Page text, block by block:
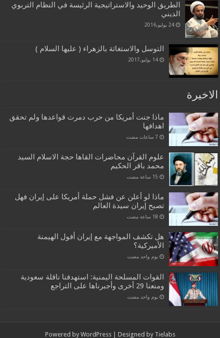
الطريق الوحيد والاستراتيجية الرئيسة في النظام التربوي
الديني
24 يوليو,2016
التوسل والاستغاثة بالزهراء ( عليها السلام )
14 يوليو,2017
الاخيرة
ماذا جنت أمريكا من حرب دمرت قواعدها ولم تحقق
اهدافها
علوم القرآن محاضرات القاها حجة الاسلام السيد
محمد باقر الحكيم
ماذا لو أعلن عن فشل حملة أمريكا على إيران فهل
تصبح إيران سيدة العالم
هل تكشف المواجهة مع إيران أفول الهيمنة
الأميركية؟
‏يوم واحد مضت
القوات المسلحة اليمنية: استهدفنا ناقلة سعودية
ومنعنا 29 أخرى وأجبرناها على التراجع
‏يوم واحد مضت
Powered by WordPress| Designed by Tielabs